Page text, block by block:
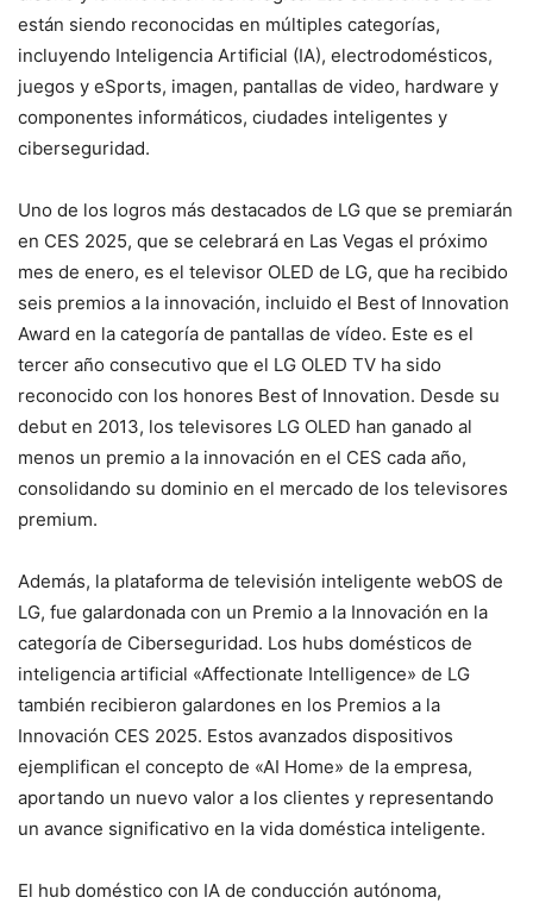
están siendo reconocidas en múltiples categorías,
incluyendo Inteligencia Artificial (IA), electrodomésticos,
juegos y eSports, imagen, pantallas de video, hardware y
componentes informáticos, ciudades inteligentes y
ciberseguridad.
Uno de los logros más destacados de LG que se premiarán
en CES 2025, que se celebrará en Las Vegas el próximo
mes de enero, es el televisor OLED de LG, que ha recibido
seis premios a la innovación, incluido el Best of Innovation
Award en la categoría de pantallas de vídeo. Este es el
tercer año consecutivo que el LG OLED TV ha sido
reconocido con los honores Best of Innovation. Desde su
debut en 2013, los televisores LG OLED han ganado al
menos un premio a la innovación en el CES cada año,
consolidando su dominio en el mercado de los televisores
premium.
Además, la plataforma de televisión inteligente webOS de
LG, fue galardonada con un Premio a la Innovación en la
categoría de Ciberseguridad. Los hubs domésticos de
inteligencia artificial «Affectionate Intelligence» de LG
también recibieron galardones en los Premios a la
Innovación CES 2025. Estos avanzados dispositivos
ejemplifican el concepto de «AI Home» de la empresa,
aportando un nuevo valor a los clientes y representando
un avance significativo en la vida doméstica inteligente.
El hub doméstico con IA de conducción autónoma,